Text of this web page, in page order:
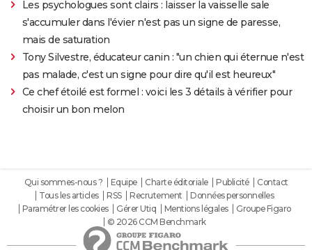
Les psychologues sont clairs : laisser la vaisselle sale
s'accumuler dans l'évier n'est pas un signe de paresse,
mais de saturation
Tony Silvestre, éducateur canin : "un chien qui éternue n'est
pas malade, c'est un signe pour dire qu'il est heureux"
Ce chef étoilé est formel : voici les 3 détails à vérifier pour
choisir un bon melon
Qui sommes-nous ? Equipe Charte éditoriale Publicité
Contact
Tous les articles
RSS Recrutement
Données personnelles
Paramétrer les cookies
Gérer Utiq Mentions légales
Groupe Figaro
© 2026 CCM Benchmark